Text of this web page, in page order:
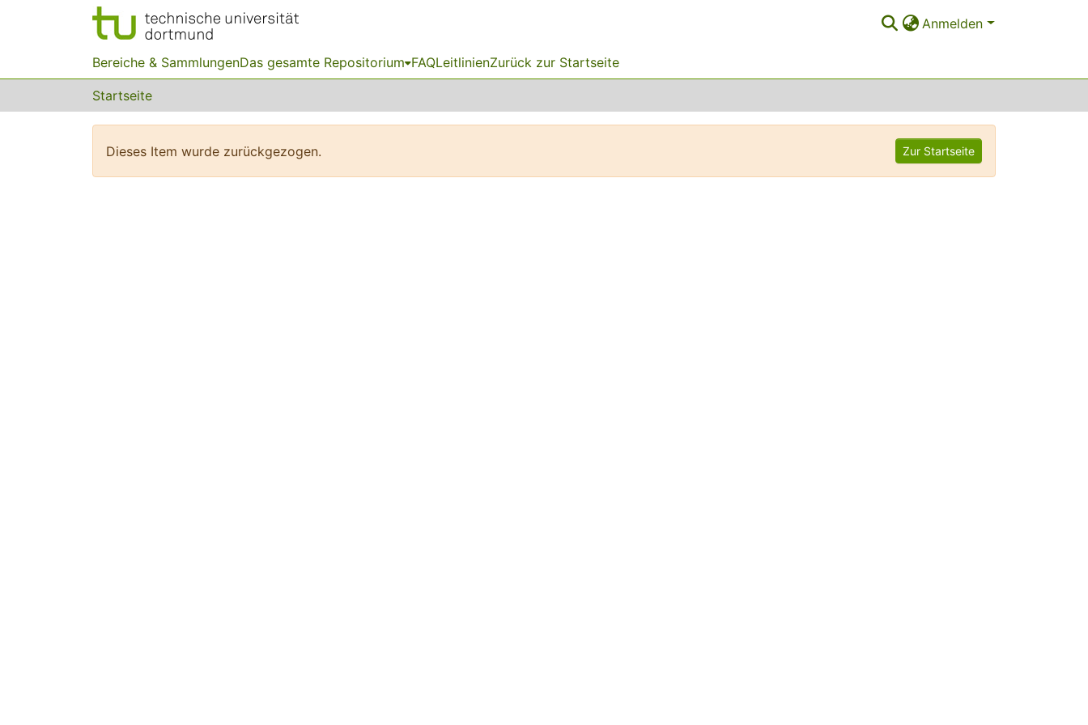
Anmelden
Bereiche & SammlungenDas gesamte Repositorium FAQLeitlinienZurück zur Startseite
Startseite
Dieses Item wurde zurückgezogen. Zur Startseite